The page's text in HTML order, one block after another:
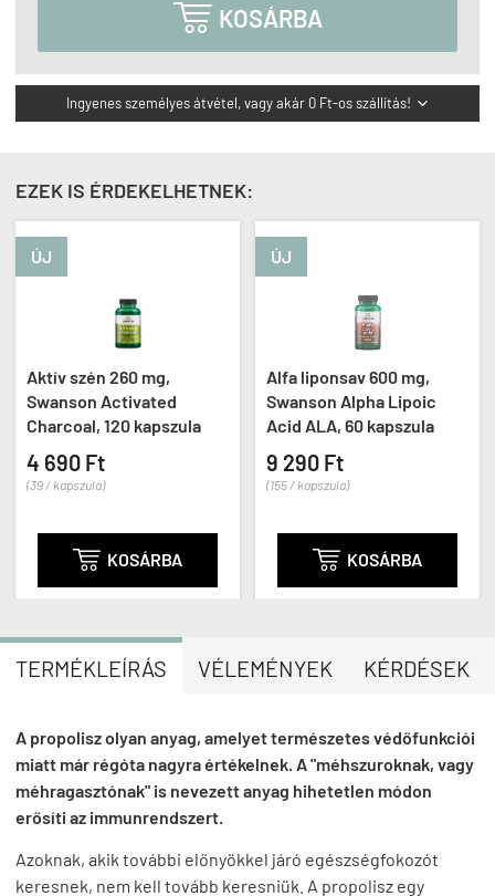
 KOSÁRBA
Ingyenes személyes átvétel, vagy akár 0 Ft-os szállítás! 
EZEK IS ÉRDEKELHETNEK:
ÚJ
Aktív szén 260 mg,
Swanson Activated
Charcoal, 120 kapszula
4 690 Ft
(39 / kapszula)
 KOSÁRBA
ÚJ
Alfa liponsav 600 mg,
Swanson Alpha Lipoic
Acid ALA, 60 kapszula
9 290 Ft
(155 / kapszula)
 KOSÁRBA
TERMÉKLEÍRÁS VÉLEMÉNYEK KÉRDÉSEK
A propolisz olyan anyag, amelyet természetes védőfunkciói
miatt már régóta nagyra értékelnek. A"méhszuroknak, vagy
méhragasztónak" is nevezett anyag hihetetlen módon
erősíti az immunrendszert.
Azoknak, akik további előnyökkel járó egészségfokozót
keresnek, nem kell tovább keresniük. A propolisz egy